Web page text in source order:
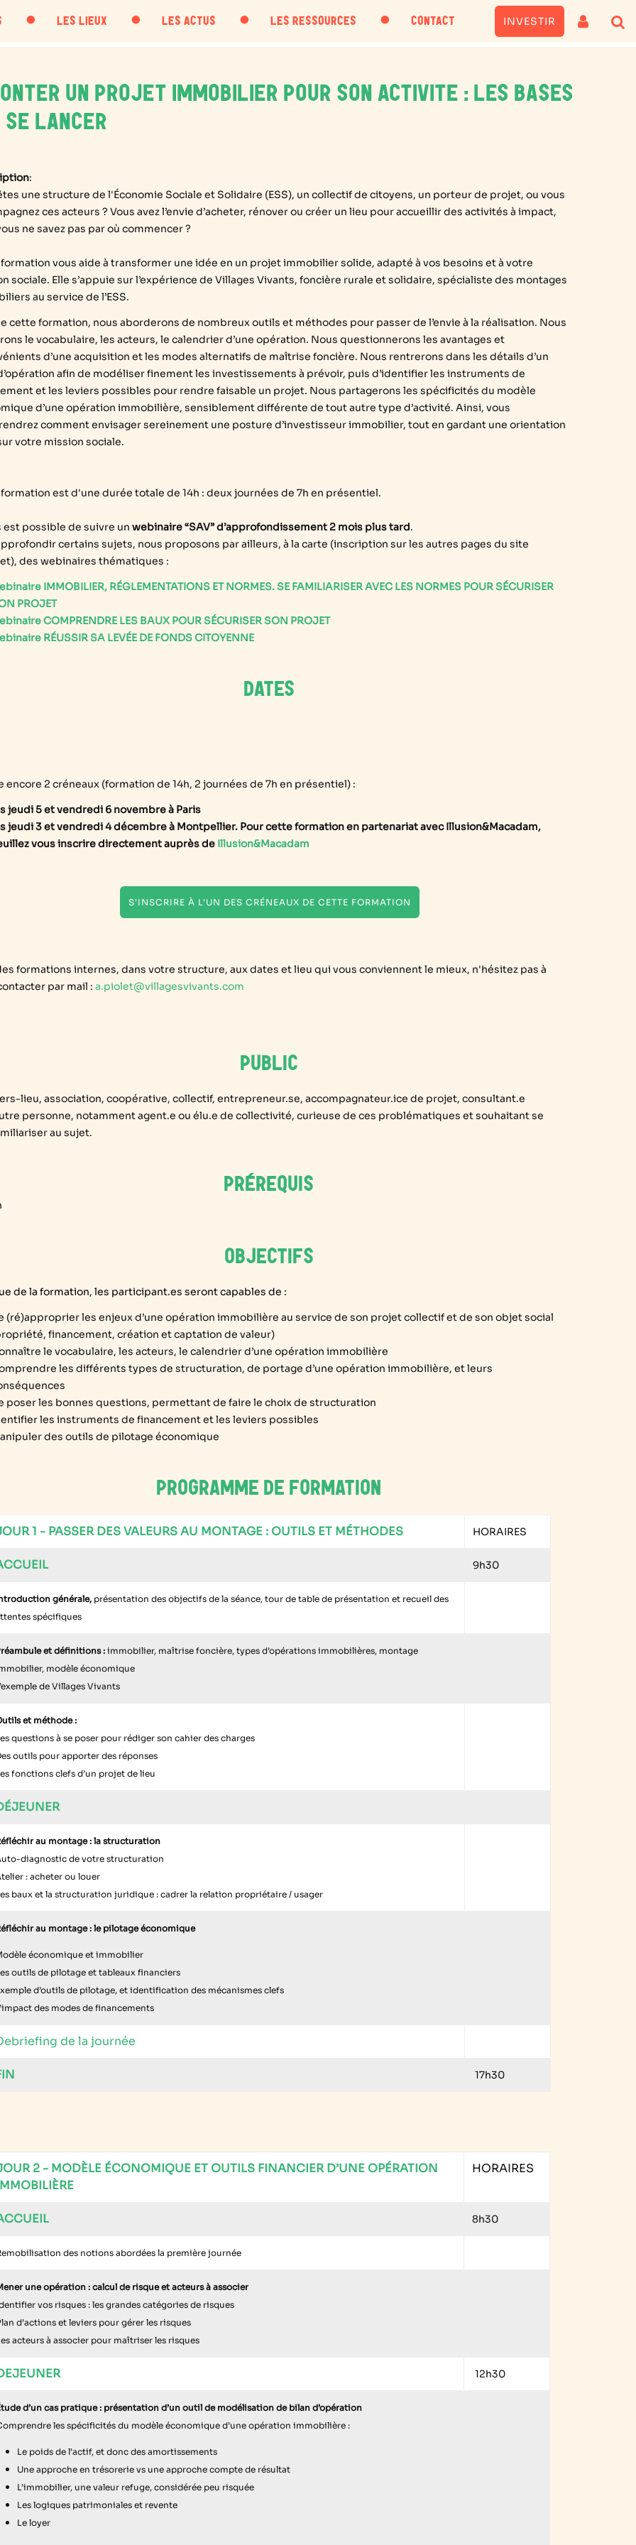
・ LES LIEUX ・ LES ACTUS ・ LES RESSOURCES ・ CONTACT INVESTIR
UN PROJET IMMOBILIER POUR SON ACTIVITE : LES BASES
SE LANCER
:
une structure de l'Économie Sociale et Solidaire (ESS), un collectif de citoyens, un porteur de projet, ou vous
ces acteurs ? Vous avez l’envie d’acheter, rénover ou créer un lieu pour accueillir des activités à impact,
ne savez pas par où commencer ?
vous aide à transformer une idée en un projet immobilier solide, adapté à vos besoins et à votre
sociale. Elle s’appuie sur l’expérience de Villages Vivants, foncière rurale et solidaire, spécialiste des montages
au service de l’ESS.
cette formation, nous aborderons de nombreux outils et méthodes pour passer de l’envie à la réalisation. Nous
le vocabulaire, les acteurs, le calendrier d’une opération. Nous questionnerons les avantages et
d’une acquisition et les modes alternatifs de maîtrise foncière. Nous rentrerons dans les détails d’un
afin de modéliser finement les investissements à prévoir, puis d’identifier les instruments de
et les leviers possibles pour rendre faisable un projet. Nous partagerons les spécificités du modèle
d’une opération immobilière, sensiblement différente de tout autre type d’activité. Ainsi, vous
comment envisager sereinement une posture d’investisseur immobilier, tout en gardant une orientation
votre mission sociale.
est d'une durée totale de 14h : deux journées de 7h en présentiel.
est possible de suivre un webinaire “SAV” d’approfondissement 2 mois plus tard.
certains sujets, nous proposons par ailleurs, à la carte (inscription sur les autres pages du site
des webinaires thématiques :
IMMOBILIER, RÉGLEMENTATIONS ET NORMES. SE FAMILIARISER AVEC LES NORMES POUR SÉCURISER
PROJET
COMPRENDRE LES BAUX POUR SÉCURISER SON PROJET
RÉUSSIR SA LEVÉE DE FONDS CITOYENNE
DATES
encore 2 créneaux (formation de 14h, 2 journées de 7h en présentiel) :
jeudi 5 et vendredi 6 novembre à Paris
jeudi 3 et vendredi 4 décembre à Montpellier. Pour cette formation en partenariat avec Illusion&Macadam,
vous inscrire directement auprès de Illusion&Macadam
S'INSCRIRE À L'UN DES CRÉNEAUX DE CETTE FORMATION
formations internes, dans votre structure, aux dates et lieu qui vous conviennent le mieux, n'hésitez pas à
par mail : a.piolet@villagesvivants.com
PUBLIC
lieu, association, coopérative, collectif, entrepreneur.se, accompagnateur.ice de projet, consultant.e
personne, notamment agent.e ou élu.e de collectivité, curieuse de ces problématiques et souhaitant se
au sujet.
PRÉREQUIS
OBJECTIFS
de la formation, les participant.es seront capables de :
(ré)approprierles enjeux d’une opération immobilière au service de son projet collectif et de son objet social
financement, création et captation de valeur)
le vocabulaire, les acteurs, le calendrier d’une opération immobilière
les différents types de structuration, de portage d’une opération immobilière, et leurs
poser les bonnes questions, permettant de faire le choix de structuration
les instruments de financement et les leviers possibles
des outils de pilotage économique
PROGRAMME DE FORMATION
1 - PASSER DES VALEURS AU MONTAGE : OUTILS ET MÉTHODES HORAIRES
9h30
générale, présentation des objectifs de la séance, tour de table de présentation et recueil des
spécifiques
et définitions: immobilier, maîtrise foncière, types d’opérations immobilières, montage
modèle économique
de Villages Vivants
et méthode :
questions à se poser pour rédiger son cahier des charges
outils pour apporter des réponses
fonctions clefs d’un projet de lieu
au montage : la structuration
diagnostic de votre structuration
: acheter ou louer
baux et la structuration juridique : cadrer la relation propriétaire / usager
au montage : le pilotage économique
économique et immobilier
outils de pilotage et tableaux financiers
d’outils de pilotage, et identification des mécanismes clefs
des modes de financements
de la journée
17h30
2 - MODÈLE ÉCONOMIQUE ET OUTILS FINANCIER D’UNE OPÉRATION
HORAIRES
8h30
des notions abordées la première journée
une opération : calcul de risque et acteurs à associer
vos risques : les grandes catégories de risques
d’actions et leviers pour gérer les risques
acteurs à associer pour maîtriser les risques
12h30
d’un cas pratique : présentation d’un outil de modélisation de bilan d’opération
les spécificités du modèle économique d’une opération immobilière :
Le poids de l’actif, et donc des amortissements
Une approche en trésorerie vs une approche compte de résultat
L’immobilier, une valeur refuge, considérée peu risquée
Les logiques patrimoniales et revente
Le loyer